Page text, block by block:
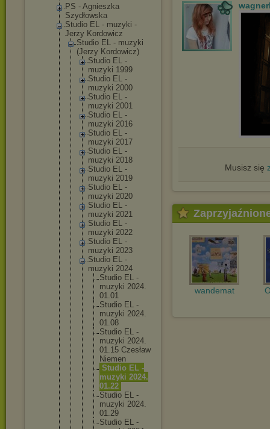
PS - Agnieszka
Szydłowska
Studio EL - muzyki -
Jerzy Kordowicz
Studio EL - muzyki
(Jerzy Kordowicz)
Studio EL -
muzyki 1999
Studio EL -
muzyki 2000
Studio EL -
muzyki 2001
Studio EL -
muzyki 2016
Studio EL -
muzyki 2017
Studio EL -
muzyki 2018
Studio EL -
muzyki 2019
Studio EL -
muzyki 2020
Studio EL -
muzyki 2021
Studio EL -
muzyki 2022
Studio EL -
muzyki 2023
Studio EL -
muzyki 2024
Studio EL -
muzyki 2024.
01.01
Studio EL -
muzyki 2024.
01.08
Studio EL -
muzyki 2024.
01.15 Czesław
Niemen
Studio EL -
muzyki 2024.
01.22
Studio EL -
muzyki 2024.
01.29
Studio EL -
Musisz się
wandemat